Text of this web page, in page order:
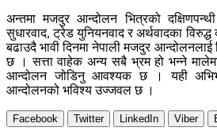
अन्तमा मजदुर आन्दोलन भित्रको
सुधारवाद, ट्रेड युनियनवाद र अर्थवादका विरुद्ध
बढाउदै भावी दिनमा नेपाली मजदुर आन्दोलनलाई
छ । सत्ता वाहेक अन्य सबै भ्रम हो भन्ने
आन्दोलन जोडिनु आवश्यक छ । यही
आन्दोलनको भविश्य उज्जवल छ ।
Facebook Twitter LinkedIn Viber